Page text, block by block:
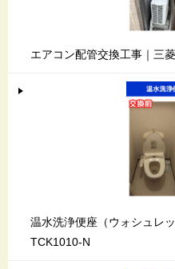
エアコン配管交換工事｜三
温水洗浄便座（ウォシュレ
TCK1010-N